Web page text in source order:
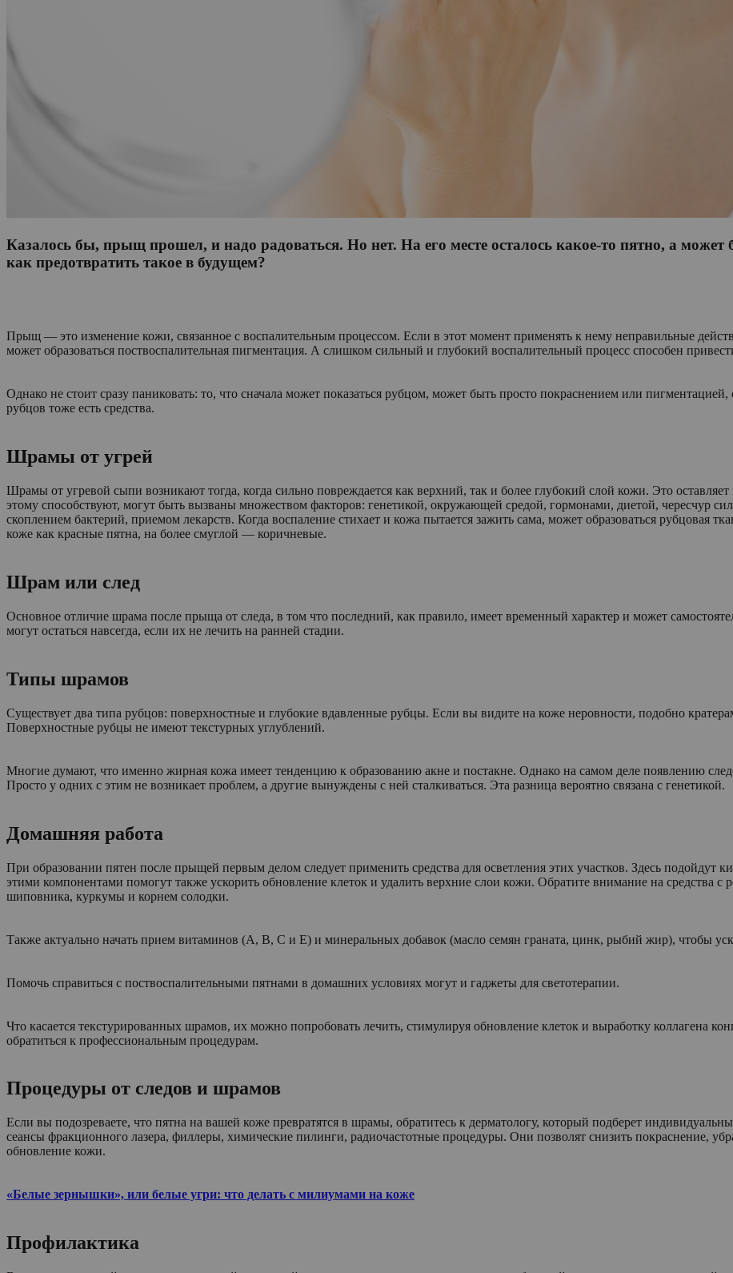
Казалось бы, прыщ прошел, и надо радоваться. Но нет. На его месте осталось какое-то пятно, а
как предотвратить такое в будущем?
Прыщ — это изменение кожи, связанное с воспалительным процессом. Если в этот момент применять к нему неправильные
может образоваться поствоспалительная пигментация. А слишком сильный и глубокий воспалительный процесс способен
Однако не стоит сразу паниковать: то, что сначала может показаться рубцом, может быть просто покраснением или
рубцов тоже есть средства.
Шрамы от угрей
Шрамы от угревой сыпи возникают тогда, когда сильно повреждается как верхний, так и более глубокий слой кожи. Это
этому способствуют, могут быть вызваны множеством факторов: генетикой, окружающей средой, гормонами, диетой, чересчур
скоплением бактерий, приемом лекарств. Когда воспаление стихает и кожа пытается зажить сама, может образоваться рубцовая
коже как красные пятна, на более смуглой — коричневые.
Шрам или след
Основное отличие шрама после прыща от следа, в том что последний, как правило, имеет временный характер и может
могут остаться навсегда, если их не лечить на ранней стадии.
Типы шрамов
Существует два типа рубцов: поверхностные и глубокие вдавленные рубцы. Если вы видите на коже неровности, подобно
Поверхностные рубцы не имеют текстурных углублений.
Многие думают, что именно жирная кожа имеет тенденцию к образованию акне и постакне. Однако на самом деле появлению
Просто у одних с этим не возникает проблем, а другие вынуждены с ней сталкиваться. Эта разница вероятно связана с генетикой.
Домашняя работа
При образовании пятен после прыщей первым делом следует применить средства для осветления этих участков. Здесь подойдут
этими компонентами помогут также ускорить обновление клеток и удалить верхние слои кожи. Обратите внимание на средства
шиповника, куркумы и корнем солодки.
Также актуально начать прием витаминов (А, В, С и Е) и минеральных добавок (масло семян граната, цинк, рыбий жир), чтобы
Помочь справиться с поствоспалительными пятнами в домашних условиях могут и гаджеты для светотерапии.
Что касается текстурированных шрамов, их можно попробовать лечить, стимулируя обновление клеток и выработку коллагена
обратиться к профессиональным процедурам.
Процедуры от следов и шрамов
Если вы подозреваете, что пятна на вашей коже превратятся в шрамы, обратитесь к дерматологу, который подберет
сеансы фракционного лазера, филлеры, химические пилинги, радиочастотные процедуры. Они позволят снизить покраснение,
обновление кожи.
«Белые зернышки», или белые угри: что делать с милиумами на коже
Профилактика